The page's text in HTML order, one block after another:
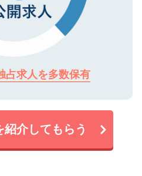
占求人を多数保有
介してもらう